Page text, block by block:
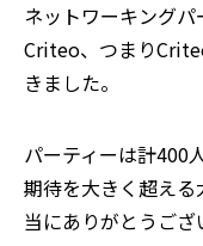
ネットワーキング
Criteo、つまり
きました。
パーティーは計400
期待を大きく超え
当にありがとうござ